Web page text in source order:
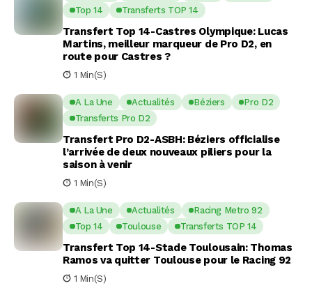
Top 14
Transferts TOP 14
Transfert Top 14-Castres Olympique: Lucas
Martins, meilleur marqueur de Pro D2, en
route pour Castres ?
1 Min(s)
A La Une Actualités Béziers
Pro D2
Transferts Pro D2
Transfert Pro D2-ASBH: Béziers officialise
l’arrivée de deux nouveaux piliers pour la
saison à venir
1 Min(s)
A La Une Actualités
Racing Metro 92
Top 14
Toulouse Transferts TOP 14
Transfert Top 14-Stade Toulousain: Thomas
Ramos va quitter Toulouse pour le Racing 92
1 Min(s)